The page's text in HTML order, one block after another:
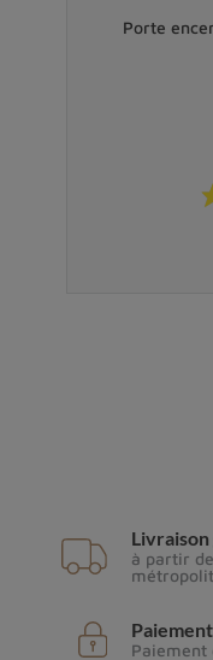
Porte
à partir
Paiement